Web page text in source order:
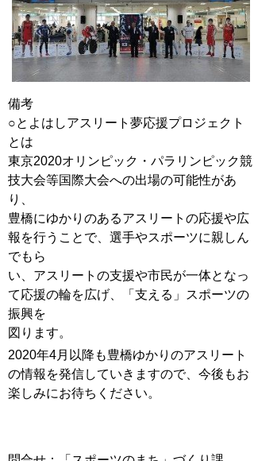
備考
○とよはしアスリート夢応援プロジェクト
とは
東京2020オリンピック・パラリンピック競
技大会等国際大会への出場の可能性があ
り、
豊橋にゆかりのあるアスリートの応援や広
報を行うことで、選手やスポーツに親しん
でもら
い、アスリートの支援や市民が一体となっ
て応援の輪を広げ、「支える」スポーツの
振興を
図ります。
2020年4月以降も豊橋ゆかりのアスリート
の情報を発信していきますので、今後もお
楽しみにお待ちください。